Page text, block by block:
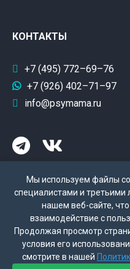
КОНТАКТЫ
+7 (495) 772–69–76
+7 (926) 402–71–97
info@psymama.ru
Политика
Поддержка
Мы используем файлы
специалистами и третьими
нашем веб-сайте,
взаимодействие с
Продолжая просмотр
условия его
смотрите в нашей